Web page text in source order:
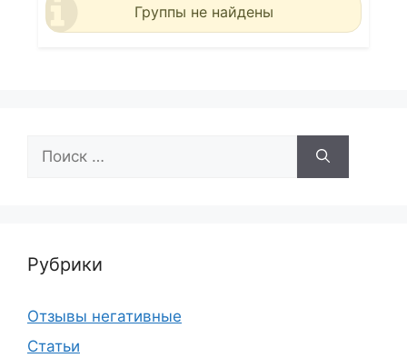
Группы не найдены
Рубрики
Отзывы негативные
Статьи